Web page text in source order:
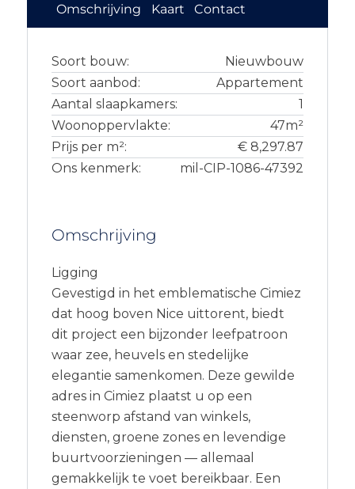
Omschrijving Kaart Contact
Soort bouw:
Nieuwbouw
Soort aanbod:
Appartement
Aantal slaapkamers:
1
Woonoppervlakte:
47m²
Prijs per m²:
€ 8,297.87
Ons kenmerk:
mil-CIP-1086-47392
Omschrijving
Ligging
Gevestigd in het emblematische Cimiez
dat hoog boven Nice uittorent, biedt
dit project een bijzonder leefpatroon
waar zee, heuvels en stedelijke
elegantie samenkomen. Deze gewilde
adres in Cimiez plaatst u op een
steenworp afstand van winkels,
diensten, groene zones en levendige
buurtvoorzieningen — allemaal
gemakkelijk te voet bereikbaar. Een